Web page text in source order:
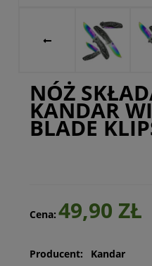
NÓŻ
KANDAR
BLADE
Cena: 49,90 ZŁ
Producent:
Kandar